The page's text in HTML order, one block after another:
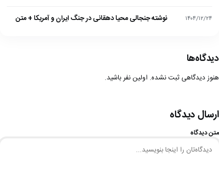
۱۴۰۴/۱۲/۲۴ نوشته جنجالی محیا دهقانی در جنگ ایران و آمریکا + متن
دیدگاه‌ها
هنوز دیدگاهی ثبت نشده. اولین نفر باشید.
ارسال دیدگاه
متن دیدگاه